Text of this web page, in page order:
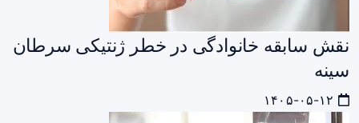
نقش سابقه خانوادگی در خطر ژنتیکی سرطان
سینه